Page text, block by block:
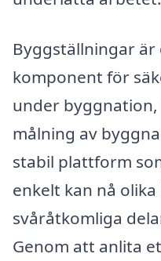
Byggställningar
komponent för
under
målning av
stabil plattform
enkelt kan nå
svåråtkomliga
Genom att anlita